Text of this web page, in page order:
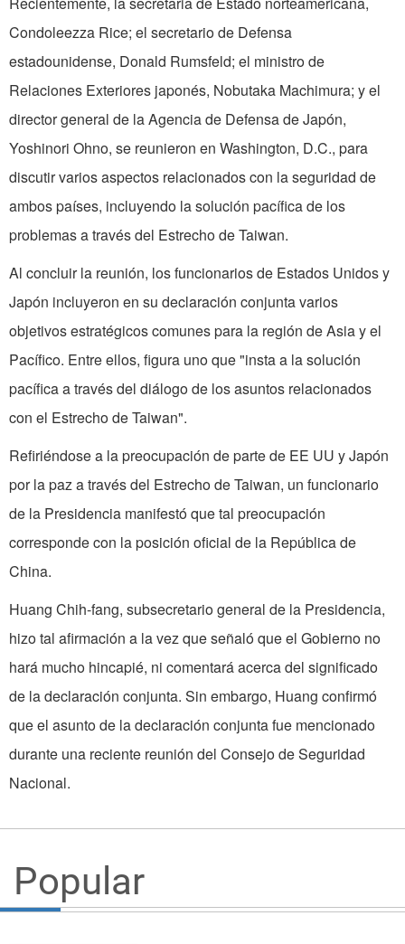
Condoleezza Rice; el secretario de Defensa
estadounidense, Donald Rumsfeld; el ministro de
Relaciones Exteriores japonés, Nobutaka Machimura; y el
director general de la Agencia de Defensa de Japón,
Yoshinori Ohno, se reunieron en Washington, D.C., para
discutir varios aspectos relacionados con la seguridad de
ambos países, incluyendo la solución pacífica de los
problemas a través del Estrecho de Taiwan.
Al concluir la reunión, los funcionarios de Estados Unidos y
Japón incluyeron en su declaración conjunta varios
objetivos estratégicos comunes para la región de Asia y el
Pacífico. Entre ellos, figura uno que "insta a la solución
pacífica a través del diálogo de los asuntos relacionados
con el Estrecho de Taiwan".
Refiriéndose a la preocupación de parte de EE UU y Japón
por la paz a través del Estrecho de Taiwan, un funcionario
de la Presidencia manifestó que tal preocupación
corresponde con la posición oficial de la República de
China.
Huang Chih-fang, subsecretario general de la Presidencia,
hizo tal afirmación a la vez que señaló que el Gobierno no
hará mucho hincapié, ni comentará acerca del significado
de la declaración conjunta. Sin embargo, Huang confirmó
que el asunto de la declaración conjunta fue mencionado
durante una reciente reunión del Consejo de Seguridad
Nacional.
Popular